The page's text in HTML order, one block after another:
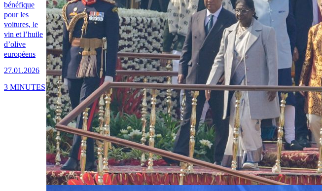
bénéfique
pour les
voitures, le
vin et l’huile
d’olive
européens
27.01.2026
3 MINUTES